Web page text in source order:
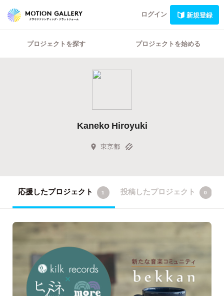
ログイン 新規登録
プロジェクトを探す プロジェクトを始める
Kaneko Hiroyuki
東京都
応援したプロジェクト 1 投稿したプロジェクト 0